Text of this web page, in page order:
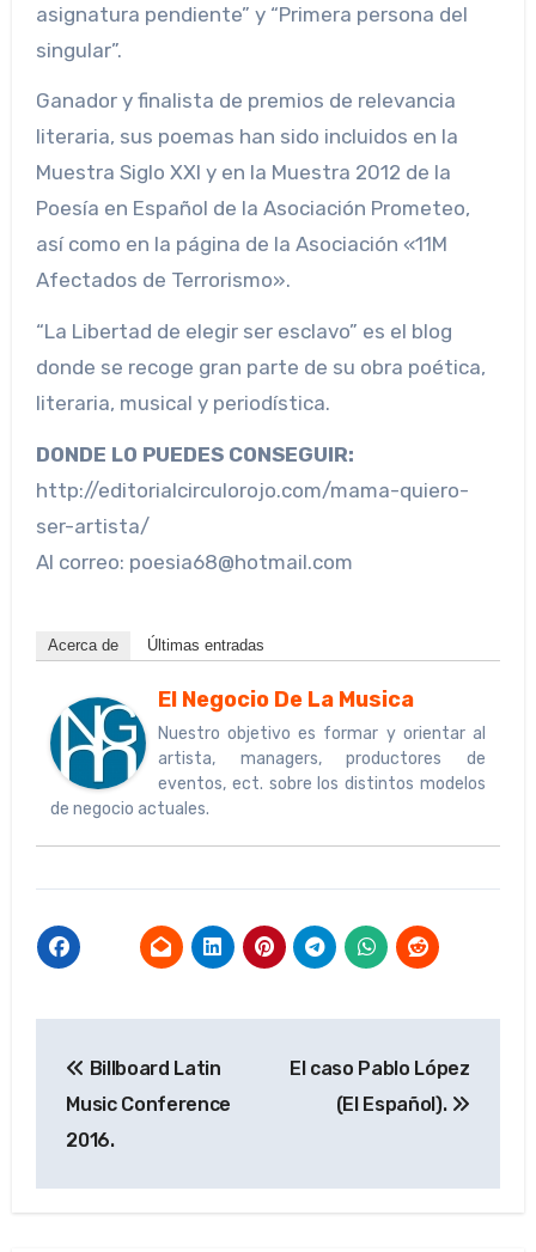
asignatura pendiente” y “Primera persona del
singular”.
Ganador y finalista de premios de relevancia
literaria, sus poemas han sido incluidos en la
Muestra Siglo XXI y en la Muestra 2012 de la
Poesía en Español de la Asociación Prometeo,
así como en la página de la Asociación «11M
Afectados de Terrorismo».
“La Libertad de elegir ser esclavo” es el blog
donde se recoge gran parte de su obra poética,
literaria, musical y periodística.
DONDE LO PUEDES CONSEGUIR:
http://editorialcirculorojo.com/mama-quiero-
ser-artista/
Al correo: poesia68@hotmail.com
Acerca de Últimas entradas
El Negocio De La Musica
Nuestro objetivo es formar y orientar al
artista, managers, productores de
eventos, ect. sobre los distintos modelos
de negocio actuales.
de
entradas
Billboard Latin
Music Conference
2016.
El caso Pablo López
(El Español).